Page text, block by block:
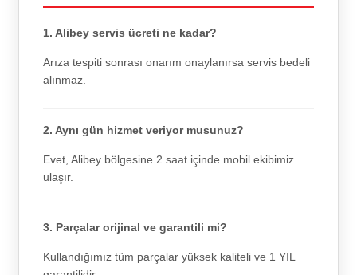
1. Alibey servis ücreti ne kadar?
Arıza tespiti sonrası onarım onaylanırsa servis bedeli
alınmaz.
2. Aynı gün hizmet veriyor musunuz?
Evet, Alibey bölgesine 2 saat içinde mobil ekibimiz
ulaşır.
3. Parçalar orijinal ve garantili mi?
Kullandığımız tüm parçalar yüksek kaliteli ve 1 YIL